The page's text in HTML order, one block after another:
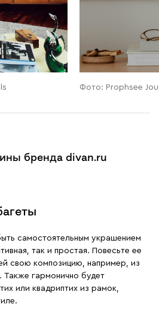
Фото: Prophsee
бренда divan.ru
самостоятельным украшением
так и простая. Повесьте ее
свою композицию, например, из
гармонично будет
или квадриптих из рамок,